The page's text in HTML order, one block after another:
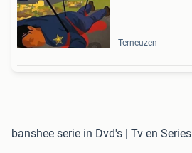
Terneuzen
banshee serie in Dvd's | Tv en Series